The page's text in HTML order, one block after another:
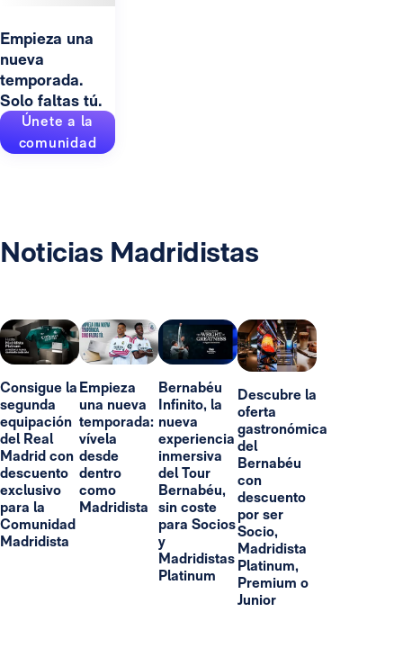
Empieza una
nueva
temporada.
Solo faltas tú.
Únete a la
comunidad
Noticias Madridistas
Consigue la
segunda
equipación
del Real
Madrid con
descuento
exclusivo
para la
Comunidad
Madridista
Empieza
una nueva
temporada:
vívela
desde
dentro
como
Madridista
Bernabéu
Infinito, la
nueva
experiencia
inmersiva
del Tour
Bernabéu,
sin coste
para Socios
y
Madridistas
Platinum
Descubre la
oferta
gastronómica
del
Bernabéu
con
descuento
por ser
Socio,
Madridista
Platinum,
Premium o
Junior